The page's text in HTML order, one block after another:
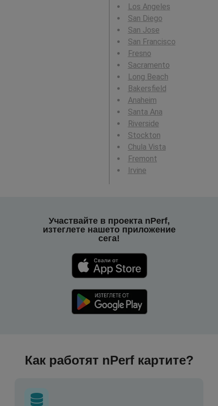
Los Angeles
San Diego
San Jose
San Francisco
Fresno
Sacramento
Long Beach
Bakersfield
Anaheim
Santa Ana
Riverside
Stockton
Chula Vista
Fremont
Irvine
Участвайте в проекта nPerf,
изтеглете нашето приложение
сега!
Как работят nPerf картите?